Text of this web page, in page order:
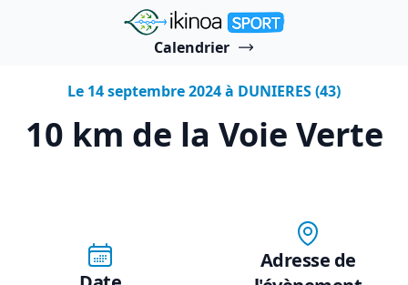
"Ikinoa Sport"
Calendrier
Le 14 septembre 2024 à DUNIERES (43)
10 km de la Voie Verte
Adresse de